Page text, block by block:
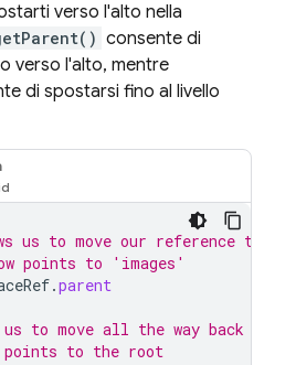
verso l'alto nella
consente di
verso l'alto, mentre
di spostarsi fino al livello
us to move our reference to a
points to 'images'
.parent
to move all the way back to
points to the root